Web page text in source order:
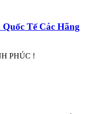
Tế Các Hãng
PHÚC !